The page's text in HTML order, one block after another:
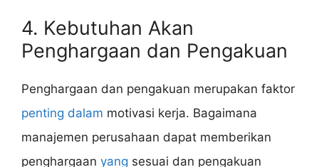
4. Kebutuhan Akan
Penghargaan dan Pengakuan
Penghargaan dan pengakuan merupakan faktor
penting dalam motivasi kerja. Bagaimana
manajemen perusahaan dapat memberikan
penghargaan yang sesuai dan pengakuan